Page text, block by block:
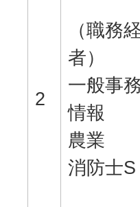
2
（職務
者）
一般事
情報
農業
消防士S